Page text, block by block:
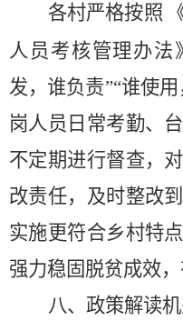
各村严格按照
人员考核管理办法
发，谁负责”“谁使
岗人员日常考勤、
不定期进行督查，
改责任，及时整改
实施更符合乡村特
强力稳固脱贫成效，
八、政策解读